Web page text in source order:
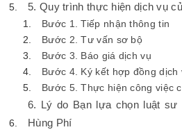
5. Quy trình thực hiện dịch vụ
Bước 1. Tiếp nhận thông tin
Bước 2. Tư vấn sơ bộ
Bước 3. Báo giá dịch vụ
Bước 4. Ký kết hợp đồng dịch
Bước 5. Thực hiện công việc
6. Lý do Bạn lựa chọn luật sư
Hùng Phí